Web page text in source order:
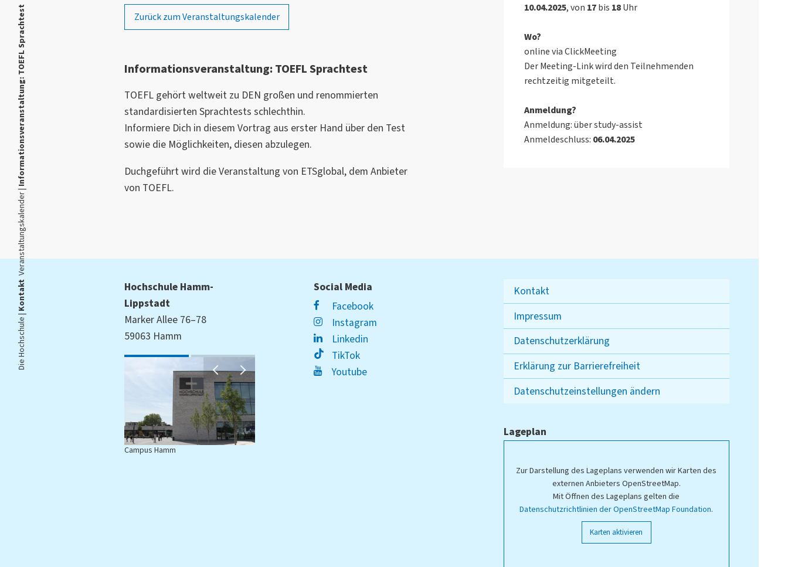
Veranstaltungskalender |
Informationsveranstaltung: TOEFL Sprachtest Zurück zum Veranstaltungskalender
Informationsveranstaltung: TOEFL Sprachtest
TOEFL gehört weltweit zu DEN großen und renommierten
standardisierten Sprachtests schlechthin.
Informiere Dich in diesem Vortrag aus erster Hand über den Test
sowie die Möglichkeiten, diesen abzulegen.
Duchgeführt wird die Veranstaltung von ETSglobal, dem Anbieter
von TOEFL.
10.04.2025, von 17bis 18Uhr
Wo?
online via ClickMeeting
Der Meeting-Link wird den Teilnehmenden
rechtzeitig mitgeteilt.
Anmeldung?
Anmeldung: über study-assist
Anmeldeschluss: 06.04.2025
Die Hochschule |
Kontakt
Hochschule Hamm-
Lippstadt
Marker Allee 76–78
59063 Hamm
Campus Hamm
Social Media
Facebook
Instagram
Linkedin
TikTok
Youtube
Kontakt
Impressum
Datenschutzerklärung
Erklärung zur Barrierefreiheit
Datenschutzeinstellungen ändern
Lageplan
Zur Darstellung des Lageplans verwenden wir Karten des
externen Anbieters OpenStreetMap.
Mit Öffnen des Lageplans gelten die
Datenschutzrichtlinien der OpenStreetMap Foundation.
Karten aktivieren